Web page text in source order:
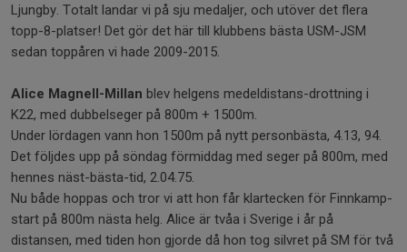
Ljungby. Totalt landar vi på sju medaljer, och utöver det flera
topp-8-platser! Det gör det här till klubbens bästa USM-JSM
sedan toppåren vi hade 2009-2015.
Alice Magnell-Millan blev helgens medeldistans-drottning i
K22, med dubbelseger på 800m + 1500m.
Under lördagen vann hon 1500m på nytt personbästa, 4.13, 94.
Det följdes upp på söndag förmiddag med seger på 800m, med
hennes näst-bästa-tid, 2.04.75.
Nu både hoppas och tror vi att hon får klartecken för Finnkamp-
start på 800m nästa helg. Alice är tvåa i Sverige i år på
distansen, med tiden hon gjorde då hon tog silvret på SM för två